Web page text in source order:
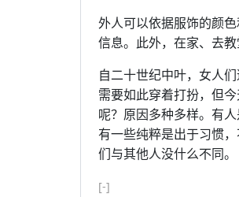
外人可以依据服饰的颜
信息。此外，在家、去
自二十世纪中叶，女人
需要如此穿着打扮，但
呢？原因多种多样。有
有一些纯粹是出于习惯
们与其他人没什么不同。
[-]